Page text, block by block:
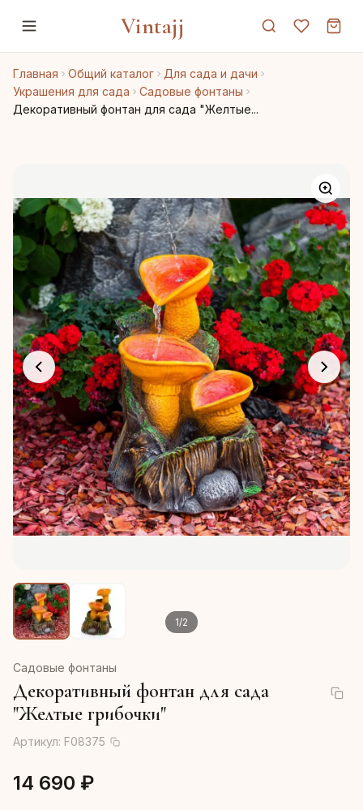
Vintajj
Главная Общий каталог
Для сада и дачи
Украшения для сада
Садовые фонтаны
Декоративный фонтан для сада "Желтые...
1/2
Садовые фонтаны
Декоративный фонтан для сада
"Желтые грибочки"
Артикул: F08375
14 690 ₽